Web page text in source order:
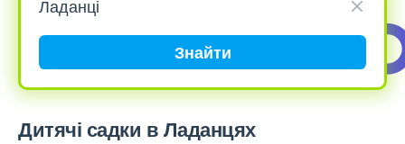
Знайти
Дитячі садки в Ладанцях